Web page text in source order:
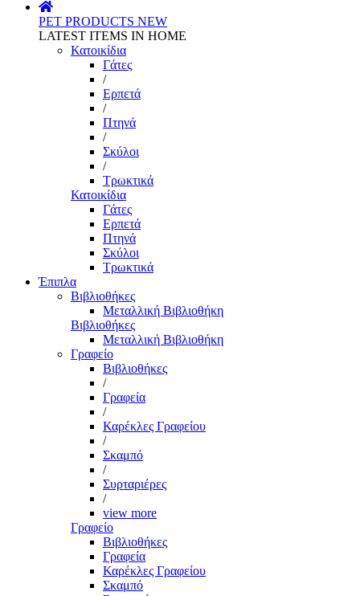
PET PRODUCTS NEW
LATEST ITEMS IN HOME
Κατοικίδια
Γάτες
/
Ερπετά
/
Πτηνά
/
Σκύλοι
/
Τρωκτικά
Κατοικίδια
Γάτες
Ερπετά
Πτηνά
Σκύλοι
Τρωκτικά
Έπιπλα
Βιβλιοθήκες
Μεταλλική Βιβλιοθήκη
Βιβλιοθήκες
Μεταλλική Βιβλιοθήκη
Γραφείο
Βιβλιοθήκες
/
Γραφεία
/
Καρέκλες Γραφείου
/
Σκαμπό
/
Συρταριέρες
/
view more
Γραφείο
Βιβλιοθήκες
Γραφεία
Καρέκλες Γραφείου
Σκαμπό